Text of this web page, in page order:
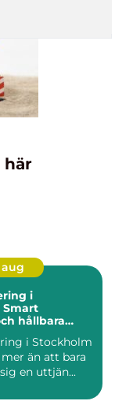
här
aug
i
Smart
hållbara
i Stockholm
än att bara
en uttjän...